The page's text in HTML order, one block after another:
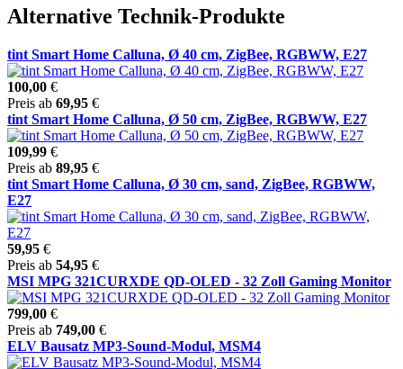
Alternative Technik-Produkte
tint Smart Home Calluna, Ø 40 cm, ZigBee, RGBWW, E27
100,00 €
Preis ab 69,95 €
tint Smart Home Calluna, Ø 50 cm, ZigBee, RGBWW, E27
109,99 €
Preis ab 89,95 €
tint Smart Home Calluna, Ø 30 cm, sand, ZigBee, RGBWW,
E27
59,95 €
Preis ab 54,95 €
MSI MPG 321CURXDE QD-OLED - 32 Zoll Gaming Monitor
799,00 €
Preis ab 749,00 €
ELV Bausatz MP3-Sound-Modul, MSM4